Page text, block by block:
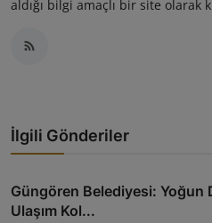
aldığı bilgi amaçlı bir site olarak
İlgili Gönderiler
Güngören Belediyesi: Yoğun
Ulaşım Kol...